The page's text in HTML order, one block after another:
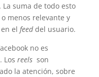
suma de todo esto
menos relevante y
el feeddel usuario.
no es
Los reels son
la atención, sobre